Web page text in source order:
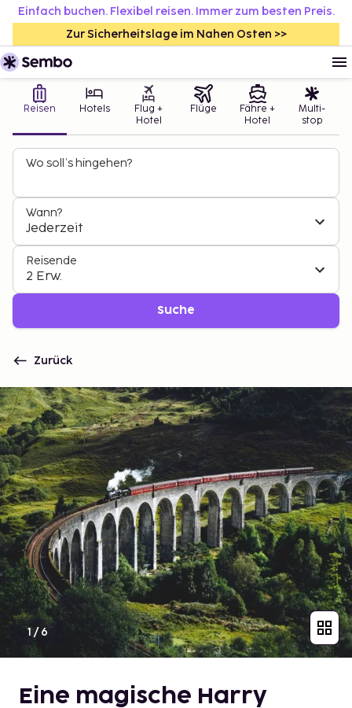
Einfach buchen. Flexibel reisen. Immer zum besten Preis.
Zur Sicherheitslage im Nahen Osten >>
Reisen Hotels
Flug +
Hotel
Flüge
Fähre +
Hotel
Multi-
stop
Wo soll’s hingehen?
Wann?
Jederzeit
Reisende
2 Erw.
Suche
Zurück
1 /6
Eine magische Harry